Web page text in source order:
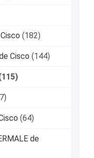
(182)
Cisco (144)
(64)
de